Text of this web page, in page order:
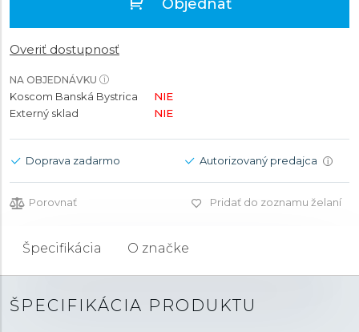
Objednať
Overiť dostupnosť
NA OBJEDNÁVKU
Koscom Banská Bystrica
NIE
Externý sklad
NIE
Doprava zadarmo Autorizovaný predajca i
Porovnať Pridať do zoznamu želaní
Špecifikácia O značke
ŠPECIFIKÁCIA PRODUKTU